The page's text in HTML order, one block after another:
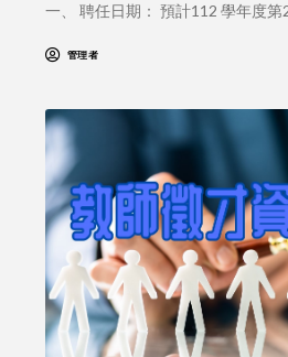
一、 聘任日期： 預計112 學年度
管理者